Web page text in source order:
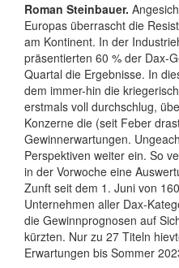
Roman Steinbauer.
Europas überrascht die
am Kontinent. In der
präsentierten 60 % der Dax-
Quartal die Ergebnisse. In
dem immer-hin die
erstmals voll durchschlug,
Konzerne die (seit Feber
Gewinnerwartungen.
Perspektiven weiter ein. So
in der Vorwoche eine
Zunft seit dem 1. Juni von
Unternehmen aller Dax-
die Gewinnprognosen auf
kürzten. Nur zu 27 Titeln
Erwartungen bis Sommer